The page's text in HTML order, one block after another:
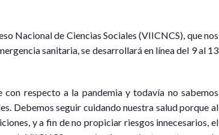
Nacional de Ciencias Sociales (VIICNCS), que nos
sanitaria, se desarrollará en línea del 9 al 13
respecto a la pandemia y todavía no sabemos
Debemos seguir cuidando nuestra salud porque al
y a fin de no propiciar riesgos innecesarios, el